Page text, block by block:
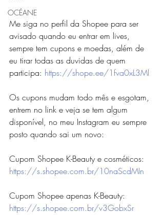
OCÉANE
Me siga no perfil da Shopee para ser
avisado quando eu entrar em lives,
sempre tem cupons e moedas, além de
eu tirar todas as duvidas de quem
participa: https://shope.ee/1fva0xL3Ml
Os cupons mudam todo mês e esgotam,
entrem no link e veja se tem algum
disponível, no meu Instagram eu sempre
posto quando sai um novo:
Cupom Shopee K-Beauty e cosméticos:
https://s.shopee.com.br/10naScdMIn
Cupom Shopee apenas K-Beauty:
https://s.shopee.com.br/v3GobxSr